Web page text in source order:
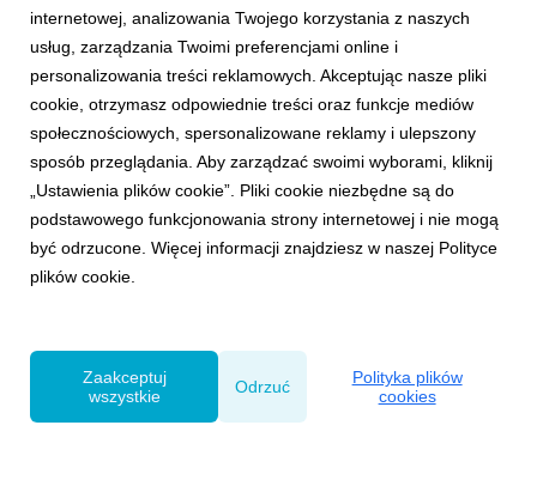
NAGRODY
Panorama Reklamy 2020: VMLY&R Poland
znów ze wzrostem
29 stycznia 2021
Agencja VMLY&R Poland zdobyła maksymalną ocenę w
5-stopniowej skali dorocznego raportu "Panorama
Reklamy". Obszerna analiza rynku reklamowego w 2020
internetowej, analizowania Twojego korzystania z naszych
usług, zarządzania Twoimi preferencjami online i
personalizowania treści reklamowych. Akceptując nasze pliki
cookie, otrzymasz odpowiednie treści oraz funkcje mediów
społecznościowych, spersonalizowane reklamy i ulepszony
sposób przeglądania. Aby zarządzać swoimi wyborami, kliknij
„Ustawienia plików cookie”. Pliki cookie niezbędne są do
podstawowego funkcjonowania strony internetowej i nie mogą
być odrzucone. Więcej informacji znajdziesz w naszej Polityce
plików cookie.
Zaakceptuj
wszystkie
Odrzuć
Polityka plików
cookies